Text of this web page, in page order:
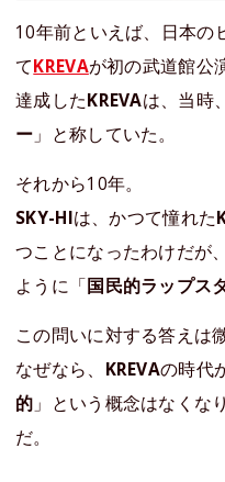
10年前といえば、日本の
てKREVAが初の武道館公
達成したKREVAは、当時
ー 」と称していた。
それから10年。
SKY-HIは、かつて憧れた
つことになったわけだが
ように「国民的ラップス
この問いに対する答えは
なぜなら、 KREVAの時代
的 」という概念はなくな
だ。